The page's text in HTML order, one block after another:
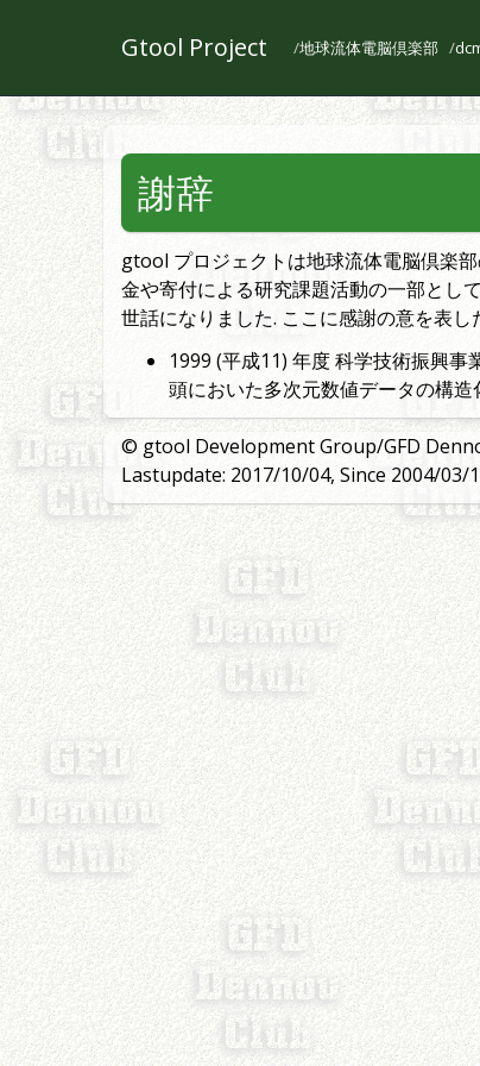
Gtool Project 地球流体電脳倶楽部
謝辞
gtool プロジェクトは地球流体電脳倶楽
金や寄付による研究課題活動の一部とし
世話になりました. ここに感謝の意を表し
1999 (平成11) 年度 科学技術振興事
頭においた多次元数値データの構造
© gtool Development Group/GFD
Lastupdate: 2017/10/04, Since 2004/03/